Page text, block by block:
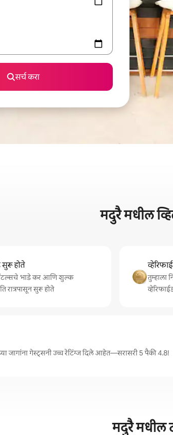
सर्च करा
मदुरै मधील
सुरू होते
भाडे कर आणि शुल्क
रात्रपासून सुरू होते
तुम्हाला
जागांना गेस्ट्सनी उच्च रेटिंग्ज दिले आहेत—सरासरी 5 पैकी 4.8!
मदुरै मधील